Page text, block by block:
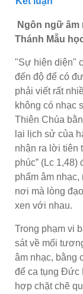
Ngôn ngữ âm
Thánh Mẫu
"Sự hiện diện"
đến độ để có
phải viết rất
không có nhạc
Thiên Chúa
lại lịch sử của
nhận ra lời tiên
phúc” (Lc
phẩm âm
nơi mà lòng
xen với nhau.
Trong phạm vi
sát về mối
âm nhạc, bằng
để ca tụng Đức
hợp chặt chẽ